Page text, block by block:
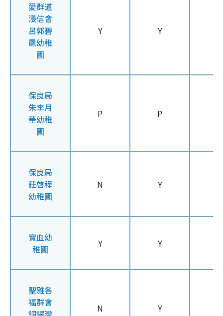
愛群道
浸信會
呂郭碧
鳳幼稚
園
Y Y
保良局
朱李月
華幼稚
園
P P
保良局
莊啓程
幼稚園
N Y
寶血幼
稚園
Y Y
聖雅各
福群會
N Y